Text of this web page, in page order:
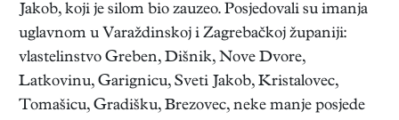
Jakob, koji je silom bio zauzeo. Posjedovali su imanja
uglavnom u Varaždinskoj i Zagrebačkoj županiji:
vlastelinstvo Greben, Dišnik, Nove Dvore,
Latkovinu, Garignicu, Sveti Jakob, Kristalovec,
Tomašicu, Gradišku, Brezovec, neke manje posjede